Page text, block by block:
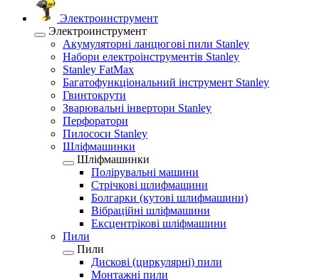
Электроинструмент
Электроинструмент
Акумуляторні ланцюгові пили Stanley
Набори електроінструментів Stanley
Stanley FatMax
Багатофункціональний інструмент Stanley
Гвинтокрути
Зварювальні інвертори Stanley
Перфоратори
Пилососи Stanley
Шліфмашинки
Шліфмашинки
Полірувальні машини
Стрічкові шлифмашини
Болгарки (кутові шлифмашини)
Вібраційні шліфмашини
Ексцентрікові шліфмашини
Пили
Пили
Дискові (циркулярні) пили
Монтажні пили